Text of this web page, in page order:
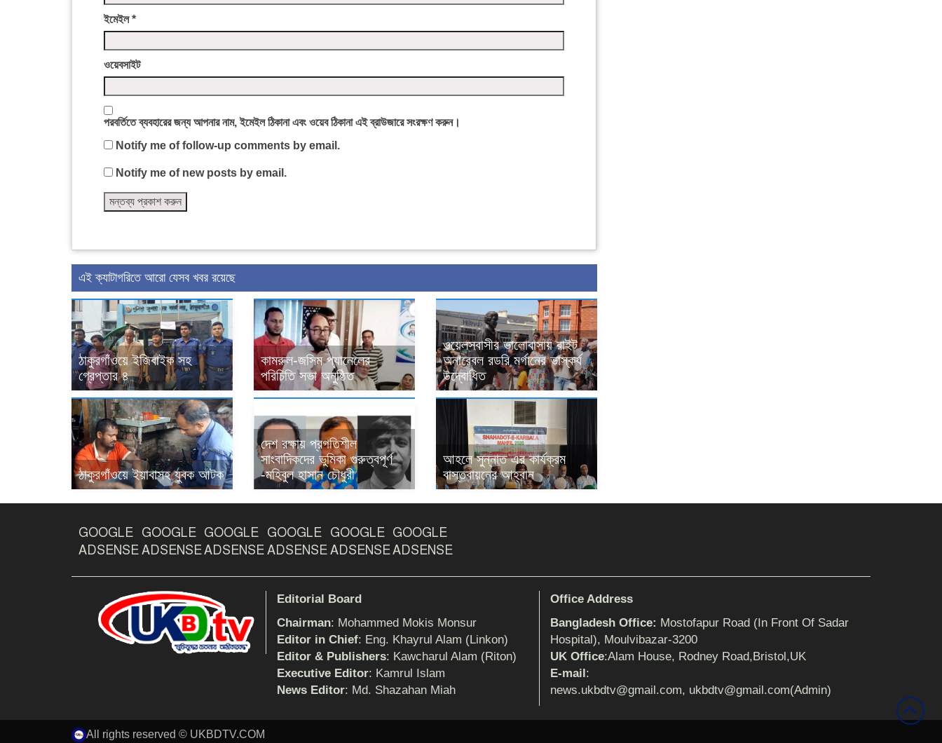
ইমেইল*
ওয়েবসাইট
পরবর্তিতে ব্যবহারের জন্য আপনার নাম, ইমেইল ঠিকানা এবং ওয়েব ঠিকানা এই ব্রাউজারে সংরক্ষণ করুন।
Notify me of follow-up comments by email.
Notify me of new posts by email.
এই ক্যাটাগরিতে আরো যেসব খবর রয়েছে
ঠাকুরগাঁওয়ে ইজিবাইক সহ
গ্রেপ্তার ৪
কামরুল-জসিম প্যানেলের
পরিচিতি সভা অনুষ্ঠিত
ওয়েলসবাসীর ভালোবাসায় রাইট
অনারেবল রডরি মর্গানের ভাস্কর্য
উদ্বোধিত
ঠাকুরগাঁওয়ে ইয়াবাসহ যুবক আটক
দেশ রক্ষায় প্রগতিশীল
সাংবাদিকদের ভুমিকা গুরুত্বপূর্ণ
-মহিবুল হাসান চৌধুরী
আহলে সুন্নাত এর কার্যক্রম
বাস্তবায়নের আহ্বান
GOOGLE
ADSENSE
GOOGLE
ADSENSE
GOOGLE
ADSENSE
GOOGLE
ADSENSE
GOOGLE
ADSENSE
GOOGLE
ADSENSE
Editorial Board
Chairman: Mohammed Mokis Monsur
Editor in Chief: Eng. Khayrul Alam (Linkon)
Editor & Publishers: Kawcharul Alam (Riton)
Executive Editor: Kamrul Islam
News Editor: Md. Shazahan Miah
Office Address
Bangladesh Office: Mostofapur Road (In Front Of Sadar
Hospital), Moulvibazar-3200
UK Office:Alam House, Rodney Road,Bristol,UK
E-mail:
news.ukbdtv@gmail.com, ukbdtv@gmail.com(Admin)
All rights reserved © UKBDTV.COM